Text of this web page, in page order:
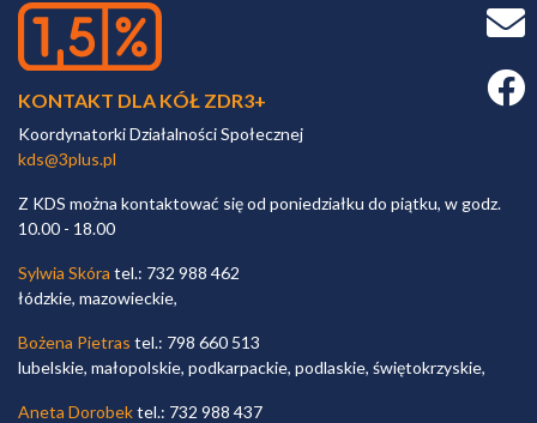
KONTAKT DLA KÓŁ ZDR3+
Koordynatorki Działalności Społecznej
kds@3plus.pl
Z KDS można kontaktować się od poniedziałku do piątku, w godz.
10.00 - 18.00
Sylwia Skóra tel.: 732 988 462
łódzkie, mazowieckie,
Bożena Pietras tel.: 798 660 513
lubelskie, małopolskie, podkarpackie, podlaskie, świętokrzyskie,
Aneta Dorobektel.: 732 988 437